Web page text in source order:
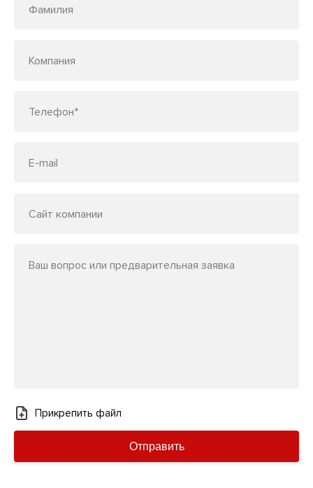
Фамилия
Компания
Телефон*
E-mail
Сайт компании
Ваш вопрос или предварительная заявка
Прикрепить файл
Отправить